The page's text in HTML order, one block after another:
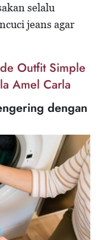
selalu
jeans agar
Outfit Simple
Amel Carla
dengan